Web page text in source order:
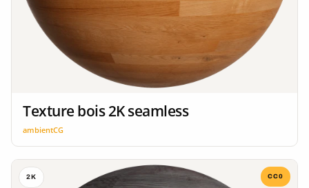
Texture bois 2K seamless
ambientCG
2K CC0